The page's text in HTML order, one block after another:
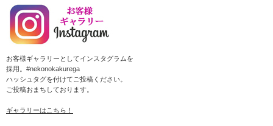
お客様ギャラリーとしてインスタグラムを
採用。#nekonokakurega
ハッシュタグを付けてご投稿ください。
ご投稿おまちしております。
ギャラリーはこちら！